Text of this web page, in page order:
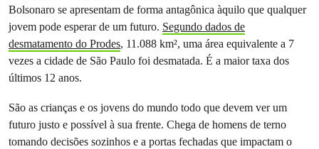
Bolsonaro se apresentam de forma antagônica àquilo que qualquer
jovem pode esperar de um futuro. Segundo dados de
desmatamento do Prodes, 11.088 km², uma área equivalente a 7
vezes a cidade de São Paulo foi desmatada. É a maior taxa dos
últimos 12 anos.
São as crianças e os jovens do mundo todo que devem ver um
futuro justo e possível à sua frente. Chega de homens de terno
tomando decisões sozinhos e a portas fechadas que impactam o